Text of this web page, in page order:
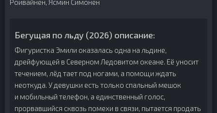
Роивайнен, Ясмин Симонен
Бегущая по льду (2026) описание:
Фигуристка Эмили оказалась одна на льдине,
дрейфующей в Северном Ледовитом океане. Её уносит
течением, лёд тает под ногами, а помощи ждать
неоткуда. У девушки есть только спальный мешок
и мобильный телефон, а единственный голос,
прорвавшийся сквозь помехи в связи, пытается продать